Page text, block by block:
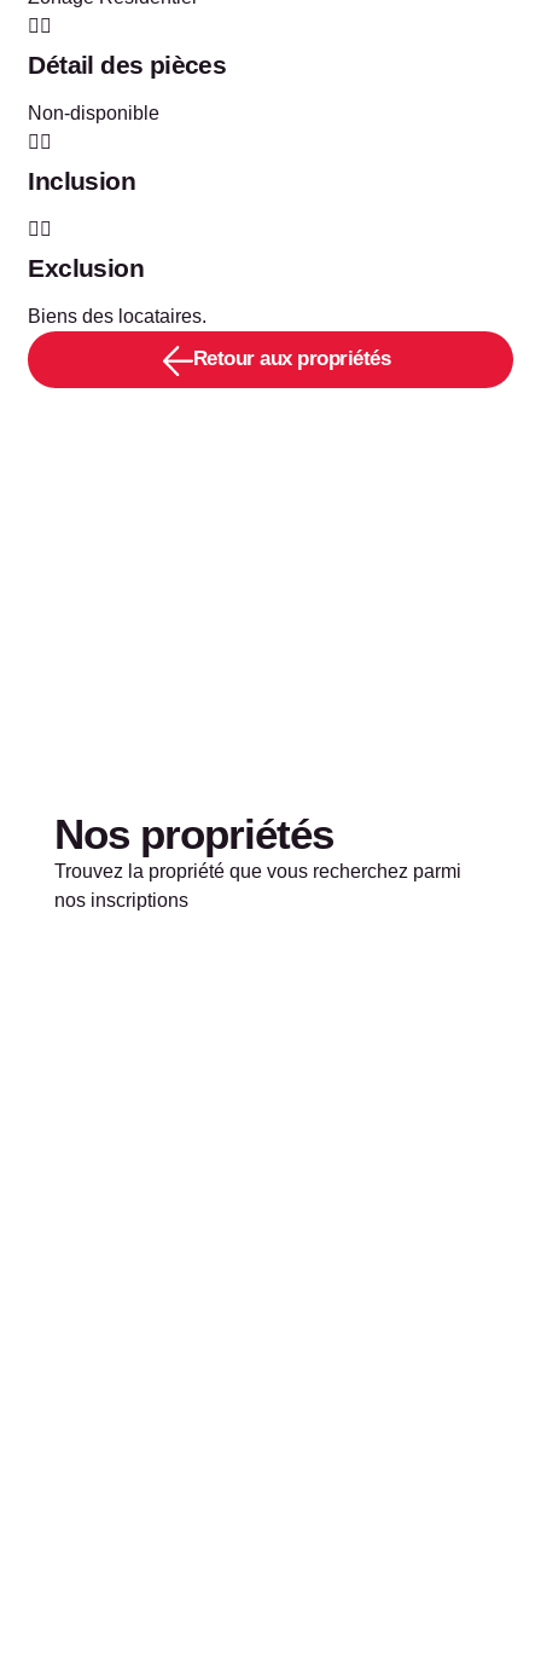
Détail des pièces
Non-disponible
Inclusion
Exclusion
Biens des locataires.
Retour aux propriétés
Nos propriétés
Trouvez la propriété que vous recherchez parmi
nos inscriptions